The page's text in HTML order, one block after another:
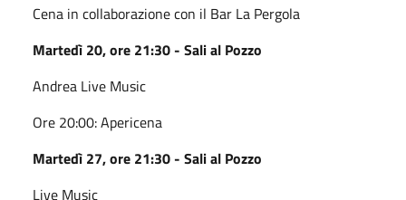
Cena in collaborazione con il Bar La Pergola
Martedì 20, ore 21:30 - Sali al Pozzo
Andrea Live Music
Ore 20:00: Apericena
Martedì 27, ore 21:30 - Sali al Pozzo
Live Music